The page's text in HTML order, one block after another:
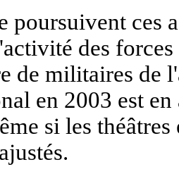
poursuivent ces
des
de militaires de
en 2003 est
si les